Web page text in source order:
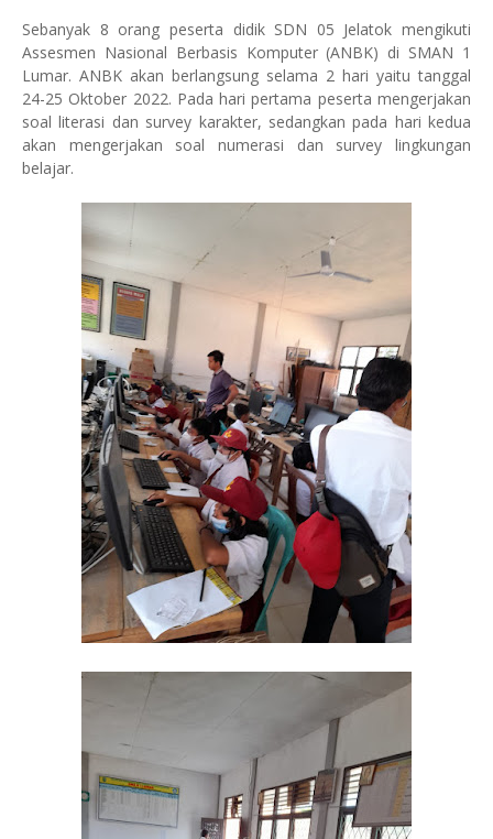
Sebanyak 8 orang peserta didik SDN 05 Jelatok mengikuti
Assesmen Nasional Berbasis Komputer (ANBK) di SMAN 1
Lumar. ANBK akan berlangsung selama 2 hari yaitu tanggal
24-25 Oktober 2022. Pada hari pertama peserta mengerjakan
soal literasi dan survey karakter, sedangkan pada hari kedua
akan mengerjakan soal numerasi dan survey lingkungan
belajar.